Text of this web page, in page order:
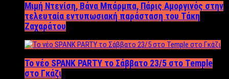
Μιμή Ντενίση, Βάνα Μπάρμπα, Πάρις Αμοργινός στην
τελευταία εντυπωσιακή παράσταση του Τάκη
Ζαχαράτου
Το νέο SPANK PARTY το Σάββατο 23/5 στο Temple
στο Γκάζι